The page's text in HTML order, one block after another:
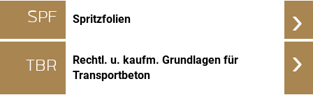
SPF Spritzfolien ›
TBR
Rechtl. u. kaufm. Grundlagen für
Transportbeton
›